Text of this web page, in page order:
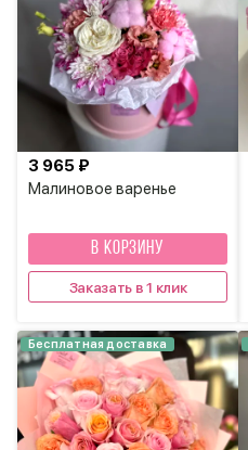
Малиновое варенье
3 965 ₽
В КОРЗИНУ
Заказать в 1 клик
Бесплатная доставка